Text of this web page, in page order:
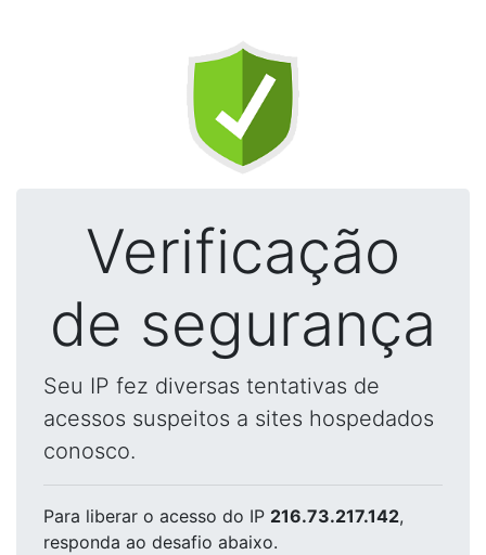
Verificação
de segurança
Seu IP fez diversas tentativas de
acessos suspeitos a sites hospedados
conosco.
Para liberar o acesso do IP 216.73.217.142,
responda ao desafio abaixo.